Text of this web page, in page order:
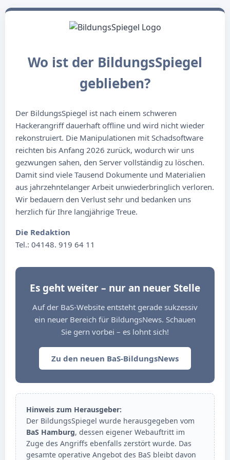
Wo ist der BildungsSpiegel
geblieben?
Der BildungsSpiegel ist nach einem schweren
Hackerangriff dauerhaft offline und wird nicht wieder
rekonstruiert. Die Manipulationen mit Schadsoftware
reichten bis Anfang 2026 zurück, wodurch wir uns
gezwungen sahen, den Server vollständig zu löschen.
Damit sind viele Tausend Dokumente und Materialien
aus jahrzehntelanger Arbeit unwiederbringlich verloren.
Wir bedauern den Verlust sehr und bedanken uns
herzlich für Ihre langjährige Treue.
Die Redaktion
Tel.: 04148. 919 64 11
Es geht weiter – nur an neuer Stelle
Auf der BaS-Website entsteht gerade sukzessiv
ein neuer Bereich für BildungsNews. Schauen
Sie gern vorbei – es lohnt sich!
Zu den neuen BaS-BildungsNews
Hinweis zum Herausgeber:
Der BildungsSpiegel wurde herausgegeben vom
BaS Hamburg, dessen eigener Webauftritt im
Zuge des Angriffs ebenfalls zerstört wurde. Das
gesamte operative Angebot des BaS bleibt davon